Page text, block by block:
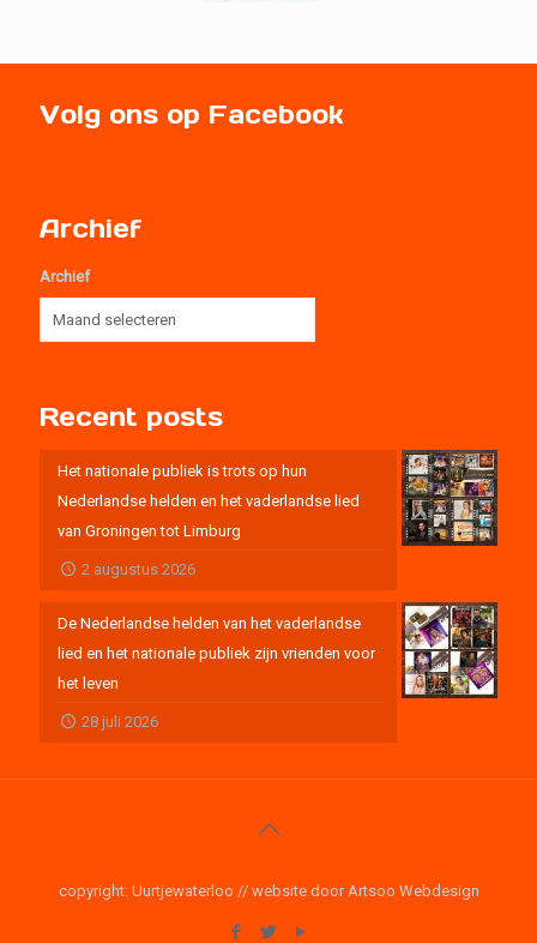
Volg ons op Facebook
Archief
Archief
Recent posts
Het nationale publiek is trots op hun
Nederlandse helden en het vaderlandse lied
van Groningen tot Limburg
2 augustus 2026
De Nederlandse helden van het vaderlandse
lied en het nationale publiek zijn vrienden voor
het leven
28 juli 2026
copyright: Uurtjewaterloo // website door Artsoo Webdesign